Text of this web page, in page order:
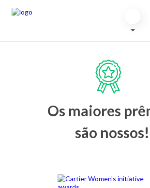
Os maiores
são nossos!